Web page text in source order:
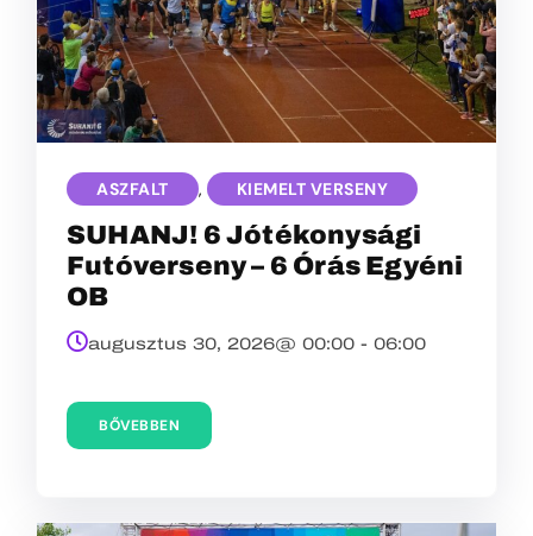
ASZFALT , KIEMELT VERSENY
SUHANJ! 6 Jótékonysági
Futóverseny – 6 Órás Egyéni
OB
augusztus 30, 2026@ 00:00 - 06:00
BŐVEBBEN